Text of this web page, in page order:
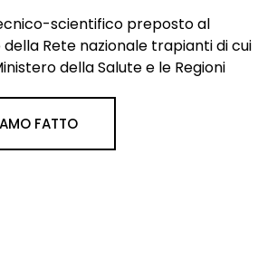
scientifico preposto al
Rete nazionale trapianti di cui
della Salute e le Regioni
FATTO